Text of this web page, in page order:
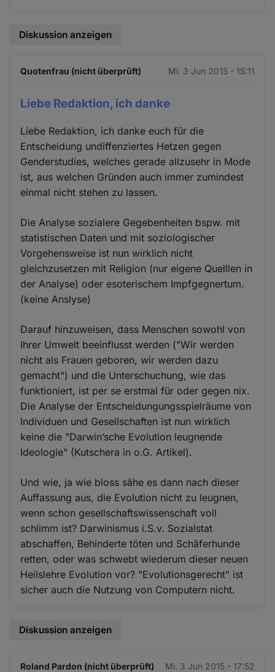
Diskussion anzeigen
Quotenfrau (nicht überprüft) Mi. 3 Jun 2015 - 15:11
Liebe Redaktion, ich danke
Liebe Redaktion, ich danke euch für die
Entscheidung undiffenziertes Hetzen gegen
Genderstudies, welches gerade allzusehr in Mode
ist, aus welchen Gründen auch immer zumindest
einmal nicht stehen zu lassen.
Die Analyse sozialere Gegebenheiten bspw. mit
statistischen Daten und mit soziologischer
Vorgehensweise ist nun wirklich nicht
gleichzusetzen mit Religion (nur eigene Quelllen in
der Analyse) oder esoterischem Impfgegnertum.
(keine Anslyse)
Darauf hinzuweisen, dass Menschen sowohl von
Ihrer Umwelt beeinflusst werden ("Wir werden
nicht als Frauen geboren, wir werden dazu
gemacht") und die Unterschuchung, wie das
funktioniert, ist per se erstmal für oder gegen nix.
Die Analyse der Entscheidungungsspielräume von
Individuen und Gesellschaften ist nun wirklich
keine die "Darwin’sche Evolution leugnende
Ideologie" (Kutschera in o.G. Artikel).
Und wie, ja wie bloss sähe es dann nach dieser
Auffassung aus, die Evolution nicht zu leugnen,
wenn schon gesellschaftswissenschaft voll
schlimm ist? Darwinismus i.S.v. Sozialstat
abschaffen, Behinderte töten und Schäferhunde
retten, oder was schwebt wiederum dieser neuen
Heilslehre Evolution vor? "Evolutionsgerecht" ist
sicher auch die Nutzung von Computern nicht.
Diskussion anzeigen
Roland Pardon (nicht überprüft) Mi. 3 Jun 2015 - 17:52